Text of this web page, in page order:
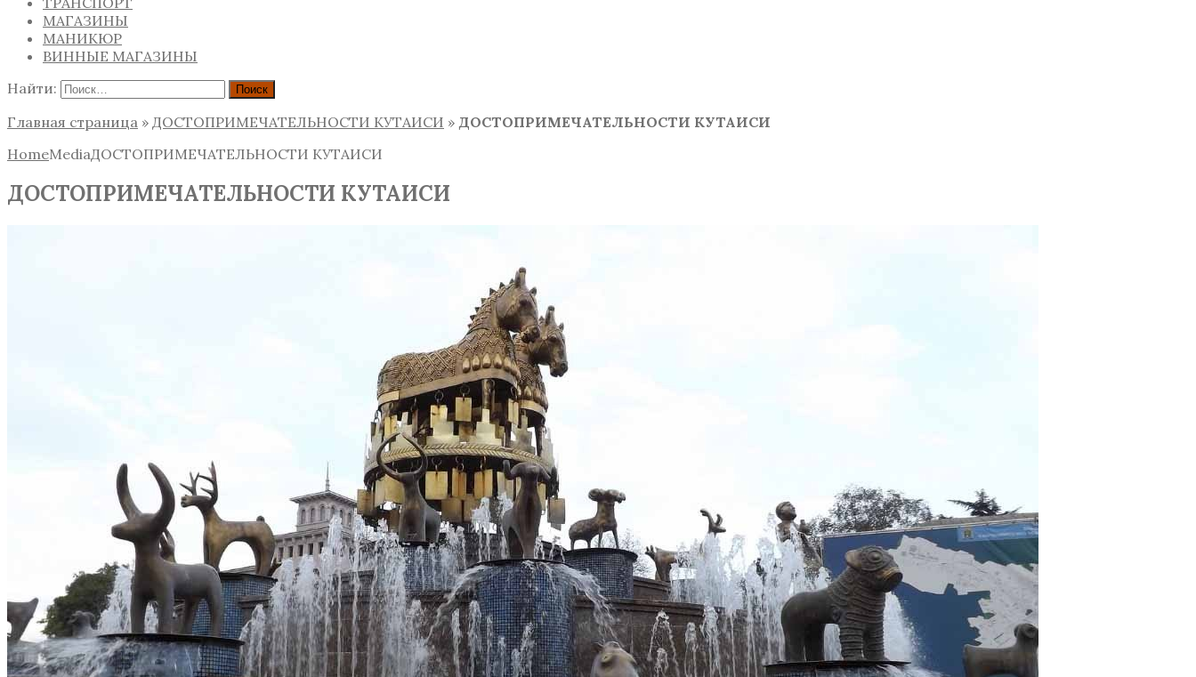
МАГАЗИНЫ
МАНИКЮР
ВИННЫЕ МАГАЗИНЫ
Найти:
Главная страница » ДОСТОПРИМЕЧАТЕЛЬНОСТИ КУТАИСИ » ДОСТОПРИМЕЧАТЕЛЬНОСТИ КУТАИСИ
HomeMediaДОСТОПРИМЕЧАТЕЛЬНОСТИ КУТАИСИ
ДОСТОПРИМЕЧАТЕЛЬНОСТИ КУТАИСИ